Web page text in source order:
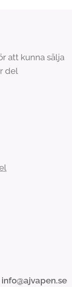
att kunna sälja
del
info@ajvapen.se